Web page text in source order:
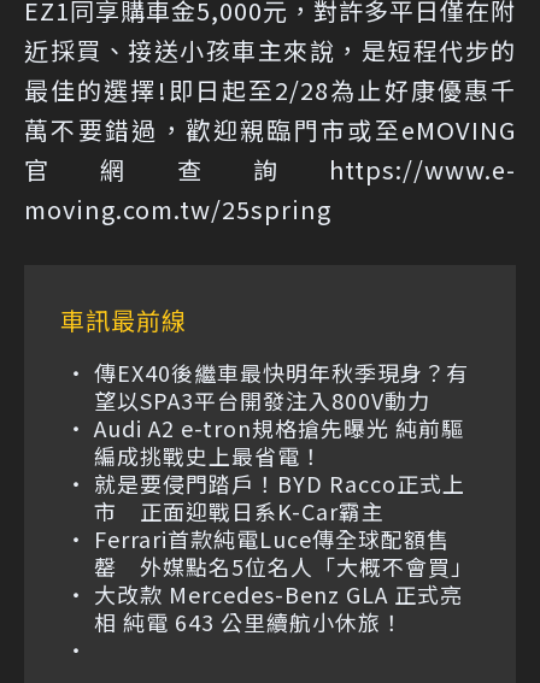
EZ1同享購車金5,000元，對許多平日僅在附
近採買、接送小孩車主來說，是短程代步的
最佳的選擇!即日起至2/28為止好康優惠千
萬不要錯過，歡迎親臨門市或至eMOVING
官網查詢https://www.e-
moving.com.tw/25spring
車訊最前線
傳EX40後繼車最快明年秋季現身？有
望以SPA3平台開發注入800V動力
Audi A2 e-tron規格搶先曝光 純前驅
編成挑戰史上最省電！
就是要侵門踏戶！BYD Racco正式上
市 正面迎戰日系K-Car霸主
Ferrari首款純電Luce傳全球配額售
罄 外媒點名5位名人「大概不會買」
大改款 Mercedes-Benz GLA 正式亮
相 純電 643 公里續航小休旅！